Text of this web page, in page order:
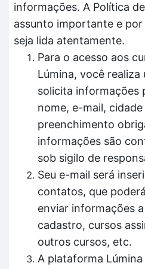
informações. A Política
assunto importante e por
seja lida atentamente.
Para o acesso aos
Lúmina, você
solicita informações
nome, e-mail, cidade
preenchimento
informações são
sob sigilo de
Seu e-mail será
contatos, que
enviar informações
cadastro, cursos
outros cursos, etc.
A plataforma